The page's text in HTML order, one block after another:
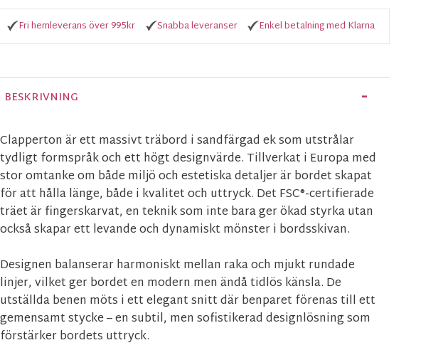
Fri hemleverans över 995kr Snabba leveranser Enkel betalning med Klarna
BESKRIVNING
Clapperton är ett massivt träbord i sandfärgad ek som utstrålar
tydligt formspråk och ett högt designvärde. Tillverkat i Europa med
stor omtanke om både miljö och estetiska detaljer är bordet skapat
för att hålla länge, både i kvalitet och uttryck. Det FSC®-certifierade
träet är fingerskarvat, en teknik som inte bara ger ökad styrka utan
också skapar ett levande och dynamiskt mönster i bordsskivan.
Designen balanserar harmoniskt mellan raka och mjukt rundade
linjer, vilket ger bordet en modern men ändå tidlös känsla. De
utställda benen möts i ett elegant snitt där benparet förenas till ett
gemensamt stycke – en subtil, men sofistikerad designlösning som
förstärker bordets uttryck.